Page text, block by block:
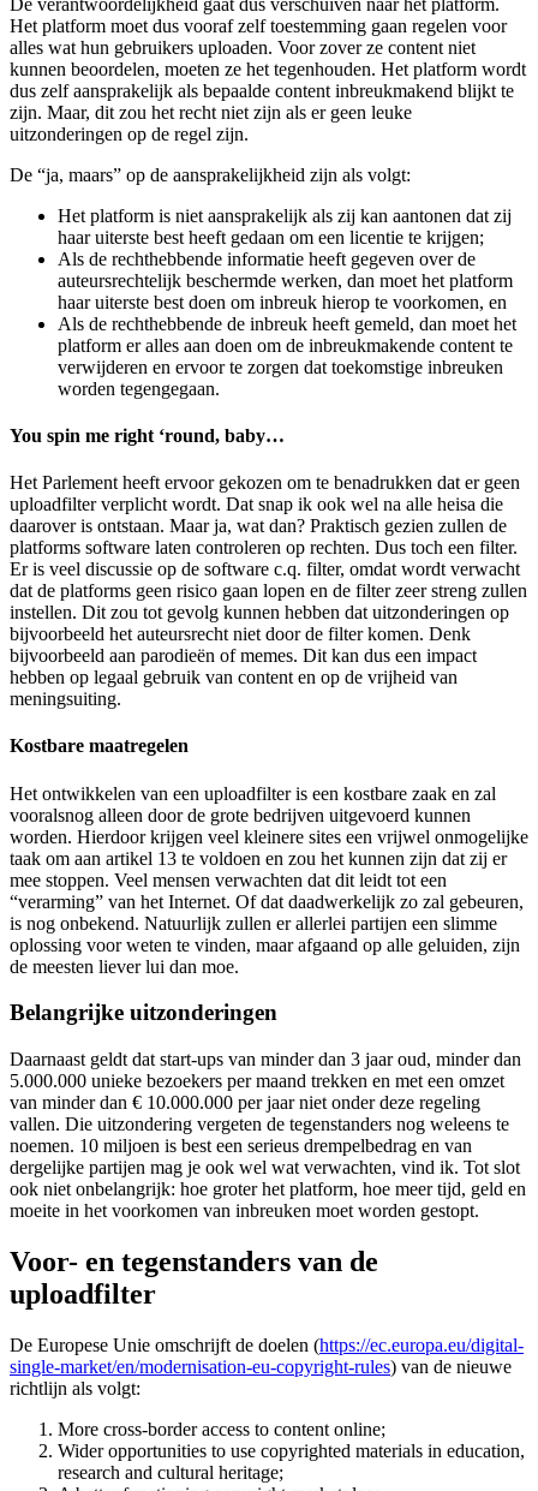
Het platform moet dus vooraf zelf toestemming gaan regelen voor
alles wat hun gebruikers uploaden. Voor zover ze content niet
kunnen beoordelen, moeten ze het tegenhouden. Het platform wordt
dus zelf aansprakelijk als bepaalde content inbreukmakend blijkt te
zijn. Maar, dit zou het recht niet zijn als er geen leuke
uitzonderingen op de regel zijn.
De “ja, maars” op de aansprakelijkheid zijn als volgt:
Het platform is niet aansprakelijk als zij kan aantonen dat zij
haar uiterste best heeft gedaan om een licentie te krijgen;
Als de rechthebbende informatie heeft gegeven over de
auteursrechtelijk beschermde werken, dan moet het platform
haar uiterste best doen om inbreuk hierop te voorkomen, en
Als de rechthebbende de inbreuk heeft gemeld, dan moet het
platform er alles aan doen om de inbreukmakende content te
verwijderen en ervoor te zorgen dat toekomstige inbreuken
worden tegengegaan.
You spin me right ‘round, baby…
Het Parlement heeft ervoor gekozen om te benadrukken dat er geen
uploadfilter verplicht wordt. Dat snap ik ook wel na alle heisa die
daarover is ontstaan. Maar ja, wat dan? Praktisch gezien zullen de
platforms software laten controleren op rechten. Dus toch een filter.
Er is veel discussie op de software c.q. filter, omdat wordt verwacht
dat de platforms geen risico gaan lopen en de filter zeer streng zullen
instellen. Dit zou tot gevolg kunnen hebben dat uitzonderingen op
bijvoorbeeld het auteursrecht niet door de filter komen. Denk
bijvoorbeeld aan parodieën of memes. Dit kan dus een impact
hebben op legaal gebruik van content en op de vrijheid van
meningsuiting.
Kostbare maatregelen
Het ontwikkelen van een uploadfilter is een kostbare zaak en zal
vooralsnog alleen door de grote bedrijven uitgevoerd kunnen
worden. Hierdoor krijgen veel kleinere sites een vrijwel onmogelijke
taak om aan artikel 13 te voldoen en zou het kunnen zijn dat zij er
mee stoppen. Veel mensen verwachten dat dit leidt tot een
“verarming” van het Internet. Of dat daadwerkelijk zo zal gebeuren,
is nog onbekend. Natuurlijk zullen er allerlei partijen een slimme
oplossing voor weten te vinden, maar afgaand op alle geluiden, zijn
de meesten liever lui dan moe.
Belangrijke uitzonderingen
Daarnaast geldt dat start-ups van minder dan 3 jaar oud, minder dan
5.000.000 unieke bezoekers per maand trekken en met een omzet
van minder dan € 10.000.000 per jaar niet onder deze regeling
vallen. Die uitzondering vergeten de tegenstanders nog weleens te
noemen. 10 miljoen is best een serieus drempelbedrag en van
dergelijke partijen mag je ook wel wat verwachten, vind ik. Tot slot
ook niet onbelangrijk: hoe groter het platform, hoe meer tijd, geld en
moeite in het voorkomen van inbreuken moet worden gestopt.
Voor- en tegenstanders van de
uploadfilter
De Europese Unie omschrijft de doelen (https://ec.europa.eu/digital-
single-market/en/modernisation-eu-copyright-rules) van de nieuwe
richtlijn als volgt:
More cross-border access to content online;
Wider opportunities to use copyrighted materials in education,
research and cultural heritage;